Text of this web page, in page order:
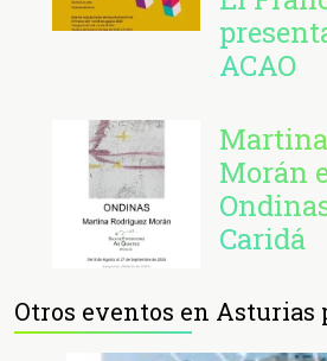
ACAO
Morán
Caridá
Otros eventos en Asturias